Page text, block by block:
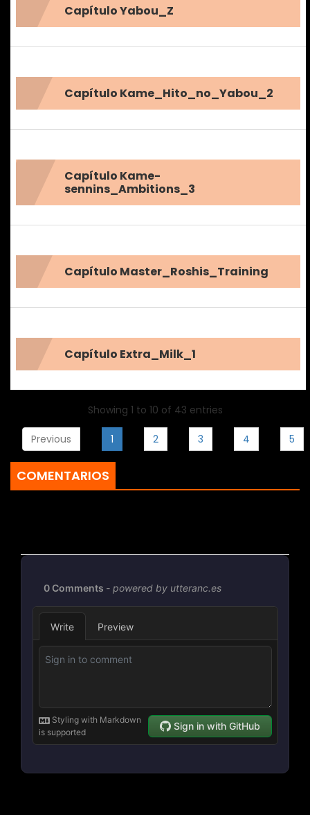
Capítulo Yabou_Z
Capítulo Kame_Hito_no_Yabou_2
Capítulo Kame-
sennins_Ambitions_3
Capítulo Master_Roshis_Training
Capítulo Extra_Milk_1
Showing 1 to 10 of 43 entries
Previous 1 2 3 4 5
COMENTARIOS